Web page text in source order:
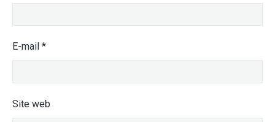
E-mail *
Site web